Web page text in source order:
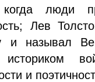
люди
Лев
и называл
историком
и